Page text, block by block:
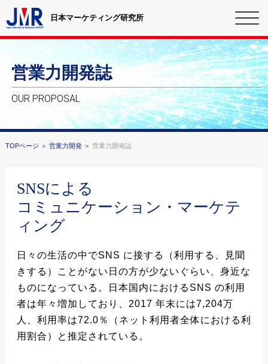
日本マーケティング研究所
営業力開発誌
OUR PROPOSAL
TOPページ 営業力開発 営業力開発誌
SNSによる
コミュニケーション・マーケテ
ィング
日々の生活の中でSNS に接する（利用する、見聞
きする）ことがない日の方が少ないぐらい、身近な
ものになっている。日本国内におけるSNS の利用
者は年々増加しており、2017 年末には7,204万
人、利用率は72.0％（ネット利用者全体における利
用割合）と推定されている。